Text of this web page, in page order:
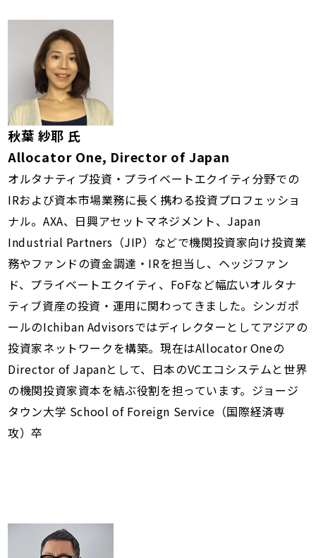
秋葉 紗耶 氏
Allocator One, Director of Japan
オルタナティブ投資・プライベートエクイティ分野での
IRおよび資本市場業務に長く携わる投資プロフェッショ
ナル。AXA、日興アセットマネジメント、Japan
Industrial Partners（JIP）などで機関投資家向け投資業
務やファンドの資金調達・IRを担当し、ヘッジファン
ド、プライベートエクイティ、FoFなど幅広いオルタナ
ティブ資産の投資・運用に関わってきました。シンガポ
ールのIchiban Advisorsではディレクターとしてアジアの
投資家ネットワークを構築。現在はAllocator Oneの
Director of Japanとして、日本のVCエコシステムと世界
の機関投資家資本を結ぶ役割を担っています。ジョージ
タウン大学 School of Foreign Service（国際経済専
攻）卒